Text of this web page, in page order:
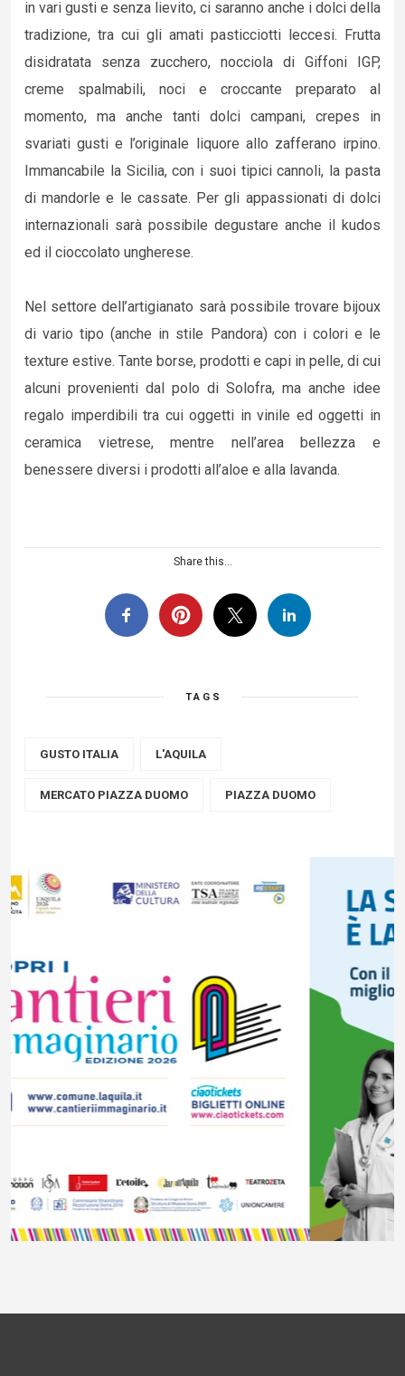
in vari gusti e senza lievito, ci saranno anche i dolci della
tradizione, tra cui gli amati pasticciotti leccesi. Frutta
disidratata senza zucchero, nocciola di Giffoni IGP,
creme spalmabili, noci e croccante preparato al
momento, ma anche tanti dolci campani, crepes in
svariati gusti e l’originale liquore allo zafferano irpino.
Immancabile la Sicilia, con i suoi tipici cannoli, la pasta
di mandorle e le cassate. Per gli appassionati di dolci
internazionali sarà possibile degustare anche il kudos
ed il cioccolato ungherese.
Nel settore dell’artigianato sarà possibile trovare bijoux
di vario tipo (anche in stile Pandora) con i colori e le
texture estive. Tante borse, prodotti e capi in pelle, di cui
alcuni provenienti dal polo di Solofra, ma anche idee
regalo imperdibili tra cui oggetti in vinile ed oggetti in
ceramica vietrese, mentre nell’area bellezza e
benessere diversi i prodotti all’aloe e alla lavanda.
Share this...
TAGS
GUSTO ITALIA L'AQUILA
MERCATO PIAZZA DUOMO PIAZZA DUOMO